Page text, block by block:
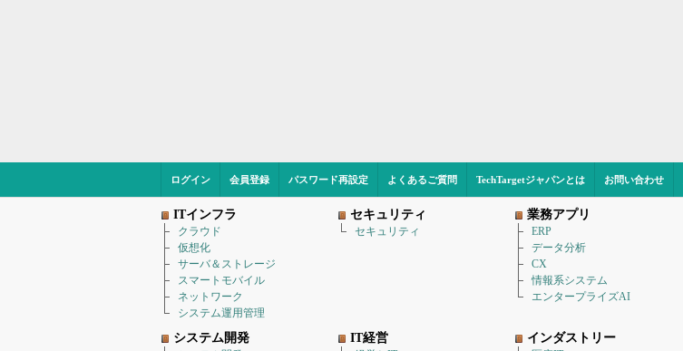
ログイン 会員登録 パスワード再設定 よくあるご質問 TechTargetジャパンとは お問い合わせ
ITインフラ
クラウド
仮想化
サーバ＆ストレージ
スマートモバイル
ネットワーク
システム運用管理
セキュリティ
セキュリティ
業務アプリ
ERP
データ分析
CX
情報系システム
エンタープライズAI
システム開発 IT経営 インダストリー